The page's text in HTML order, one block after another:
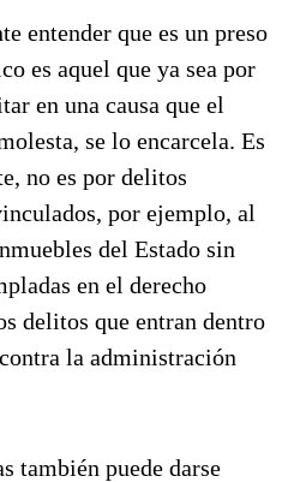
entender que es un preso
es aquel que ya sea por
en una causa que el
se lo encarcela. Es
no es por delitos
por ejemplo, al
del Estado sin
en el derecho
delitos que entran dentro
la administración
también puede darse